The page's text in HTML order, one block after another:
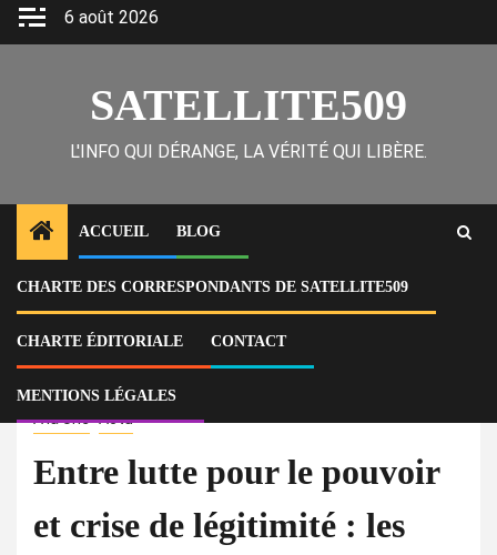
Skip
6 août 2026
SATELLITE509
L'INFO QUI DÉRANGE, LA VÉRITÉ QUI LIBÈRE.
ACCUEIL BLOG
CHARTE DES CORRESPONDANTS DE SATELLITE509
CHARTE ÉDITORIALE CONTACT
MENTIONS LÉGALES
Home
Actu
Entre lutte pour le pouvoir et crise de légitimité : les rivalités internes du
Conseil présidentiel de transition plongent le pays un peu plus dans le
À la Une Actu
Entre lutte pour le pouvoir
et crise de légitimité : les